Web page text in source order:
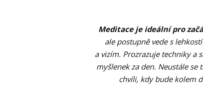
Meditace je ideální pro
ale postupně vede s
a vizím. Prozrazuje techniky a
myšlenek za den. Neustále
chvíli, kdy bude kolem